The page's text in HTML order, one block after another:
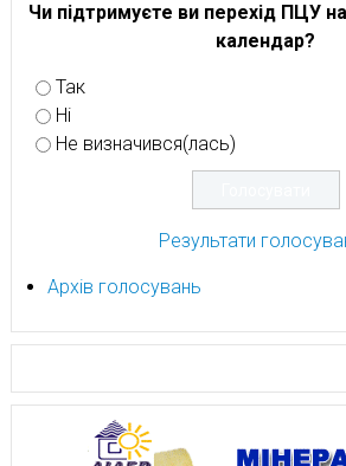
Чи підтримуєте ви перехід ПЦУ
календар?
Так
Ні
Не визначився(лась)
Результати
Архів голосувань